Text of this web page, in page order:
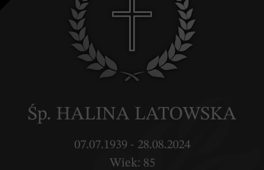
Śp. HALINA LATOWSKA
07.07.1939 - 28.08.2024
Wiek: 85